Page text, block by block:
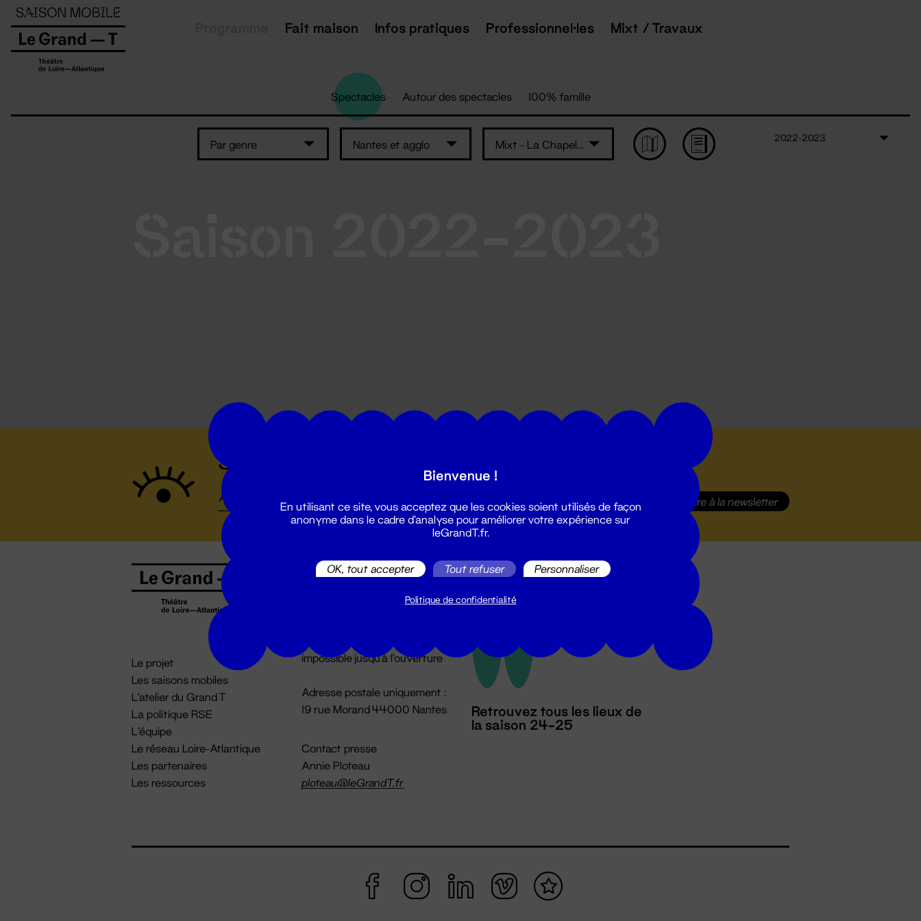
Fait maison Infos pratiques Professionnel·les Mixt / Travaux
Spectacles Autour des spectacles 100% famille
Par genre Nantes et agglo Mixt - La Chapelle
2022-2023
Suivez toutes les actualités du Grand T :
S'inscrire à la newsletter
Le projet
Les saisons mobiles
L'atelier du Grand T
La politique RSE
L'équipe
Le réseau Loire-Atlantique
Les partenaires
Les ressources
Billetterie
billetterie@leGrandT.fr
impossible jusqu'à l'ouverture
Adresse postale uniquement :
19 rue Morand 44000 Nantes
Contact presse
Annie Ploteau
ploteau@leGrandT.fr
Retrouvez tous les lieux de
la saison 24-25
Panneau de gestion des cookies
Bienvenue !
En utilisant ce site, vous acceptez que les cookies soient utilisés de façon
anonyme dans le cadre d'analyse pour améliorer votre expérience sur
leGrandT.fr.
OK, tout accepter Tout refuser Personnaliser
Politique de confidentialité